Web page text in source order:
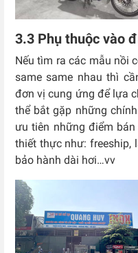
3.3 Phụ thuộc vào
Nếu tìm ra các mẫu nồi
same same nhau thì
đơn vị cung ứng để lựa
thể bắt gặp những
ưu tiên những điểm
thiết thực như: freeship,
bảo hành dài hơi…vv